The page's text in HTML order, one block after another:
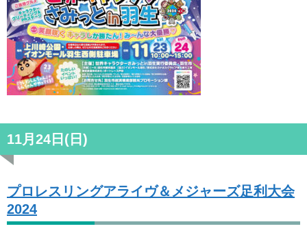
11月24日(日)
プロレスリングアライヴ＆メジャーズ足利大会
2024